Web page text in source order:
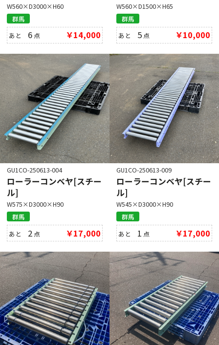
W560×D3000×H60
群馬
あと 6 点 ￥14,000
W560×D1500×H65
群馬
あと 5 点 ￥10,000
GU1CO-250613-004
ローラーコンベヤ[スチー
ル]
W575×D3000×H90
群馬
あと 2 点 ￥17,000
GU1CO-250613-009
ローラーコンベヤ[スチー
ル]
W545×D3000×H90
群馬
あと 1 点 ￥17,000